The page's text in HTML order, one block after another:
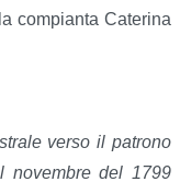
compianta Caterina
verso il patrono
novembre del 1799